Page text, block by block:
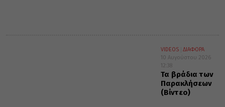
VIDEOS
ΔΙΑΦΟΡΑ
10 Αυγούστου 2026
12:38
Τα βράδια των
Παρακλήσεων
(Βίντεο)